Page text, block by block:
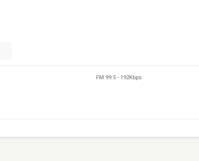
FM 99.5 - 192Kbps